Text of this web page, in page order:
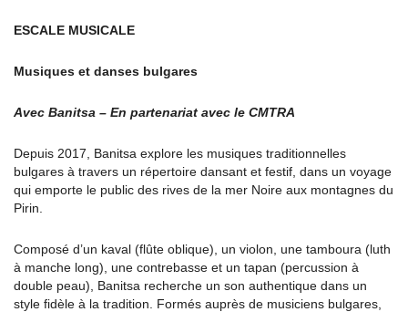
ESCALE MUSICALE
Musiques et danses bulgares
Avec Banitsa – En partenariat avec le CMTRA
Depuis 2017, Banitsa explore les musiques traditionnelles
bulgares à travers un répertoire dansant et festif, dans un voyage
qui emporte le public des rives de la mer Noire aux montagnes du
Pirin.
Composé d’un kaval (flûte oblique), un violon, une tamboura (luth
à manche long), une contrebasse et un tapan (percussion à
double peau), Banitsa recherche un son authentique dans un
style fidèle à la tradition. Formés auprès de musiciens bulgares,